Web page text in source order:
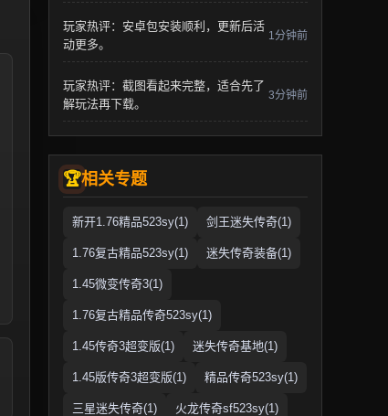
玩家热评：安卓包安装顺利，更新后活
动更多。
1分钟前
玩家热评：截图看起来完整，适合先了
解玩法再下载。
3分钟前
相关专题
新开1.76精品523sy(1) 剑王迷失传奇(1)
1.76复古精品523sy(1) 迷失传奇装备(1)
1.45微变传奇3(1)
1.76复古精品传奇523sy(1)
1.45传奇3超变版(1) 迷失传奇基地(1)
1.45版传奇3超变版(1) 精品传奇523sy(1)
三星迷失传奇(1) 火龙传奇sf523sy(1)